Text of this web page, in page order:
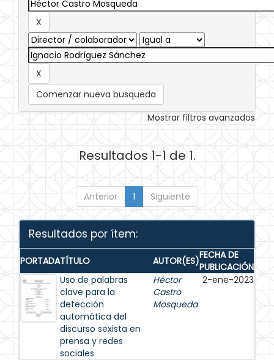
Comenzar nueva busqueda
Mostrar filtros avanzados
Resultados 1-1 de 1.
Anterior 1 Siguiente
Resultados por ítem:
PORTADATÍTULO AUTOR(ES)FECHA DE
PUBLICACIÓN
Uso de palabras
clave para la
detección
automática del
discurso sexista en
prensa y redes
sociales
Héctor
Castro
Mosqueda
2-ene-2023